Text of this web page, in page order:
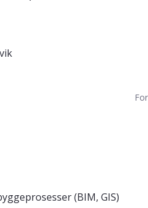
(BIM, GIS)